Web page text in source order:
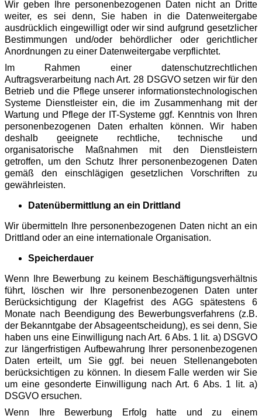
Wir geben Ihre personenbezogenen Daten nicht an Dritte
weiter, es sei denn, Sie haben in die Datenweitergabe
ausdrücklich eingewilligt oder wir sind aufgrund gesetzlicher
Bestimmungen und/oder behördlicher oder gerichtlicher
Anordnungen zu einer Datenweitergabe verpflichtet.
Im Rahmen einer datenschutzrechtlichen
Auftragsverarbeitung nach Art. 28 DSGVO setzen wir für den
Betrieb und die Pflege unserer informationstechnologischen
Systeme Dienstleister ein, die im Zusammenhang mit der
Wartung und Pflege der IT-Systeme ggf. Kenntnis von Ihren
personenbezogenen Daten erhalten können. Wir haben
deshalb geeignete rechtliche, technische und
organisatorische Maßnahmen mit den Dienstleistern
getroffen, um den Schutz Ihrer personenbezogenen Daten
gemäß den einschlägigen gesetzlichen Vorschriften zu
gewährleisten.
Datenübermittlung an ein Drittland
Wir übermitteln Ihre personenbezogenen Daten nicht an ein
Drittland oder an eine internationale Organisation.
Speicherdauer
Wenn Ihre Bewerbung zu keinem Beschäftigungsverhältnis
führt, löschen wir Ihre personenbezogenen Daten unter
Berücksichtigung der Klagefrist des AGG spätestens 6
Monate nach Beendigung des Bewerbungsverfahrens (z.B.
der Bekanntgabe der Absageentscheidung), es sei denn, Sie
haben uns eine Einwilligung nach Art. 6 Abs. 1 lit. a) DSGVO
zur längerfristigen Aufbewahrung Ihrer personenbezogenen
Daten erteilt, um Sie ggf. bei neuen Stellenangeboten
berücksichtigen zu können. In diesem Falle werden wir Sie
um eine gesonderte Einwilligung nach Art. 6 Abs. 1 lit. a)
DSGVO ersuchen.
Wenn Ihre Bewerbung Erfolg hatte und zu einem